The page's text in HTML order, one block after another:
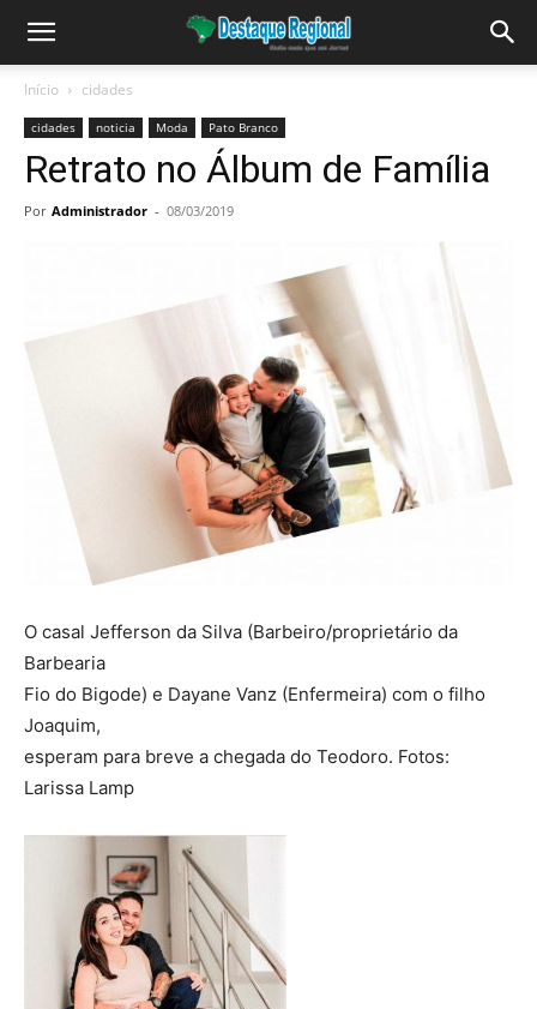
Início cidades
cidades noticia Moda Pato Branco
Retrato no Álbum de Família
Por Administrador - 08/03/2019
O casal Jefferson da Silva (Barbeiro/proprietário da
Barbearia
Fio do Bigode) e Dayane Vanz (Enfermeira) com o filho
Joaquim,
esperam para breve a chegada do Teodoro. Fotos:
Larissa Lamp